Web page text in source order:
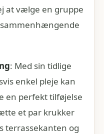
at vælge en gruppe
: Med sin tidlige
enkel pleje kan
en perfekt tilføjelse
et par krukker
terrassekanten og